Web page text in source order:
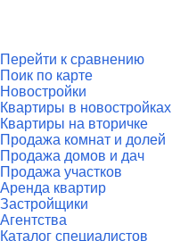
Перейти к сравнению
Поик по карте
Новостройки
Квартиры в новостройках
Квартиры на вторичке
Продажа комнат и долей
Продажа домов и дач
Продажа участков
Аренда квартир
Застройщики
Агентства
Каталог специалистов